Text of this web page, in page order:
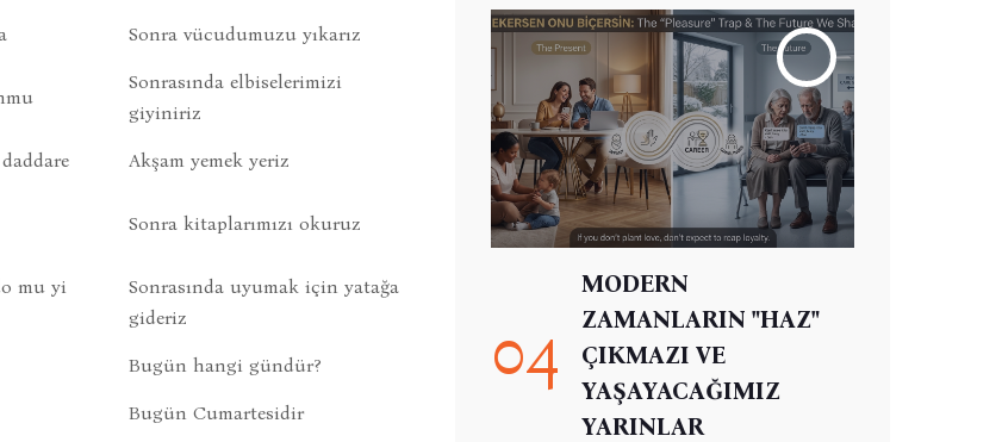
Sonra vücudumuzu yıkarız
Sonrasında elbiselerimizi
giyiniriz
Akşam yemek yeriz
Sonra kitaplarımızı okuruz
mu yi
Sonrasında uyumak için yatağa
gideriz
Bugün hangi gündür?
Bugün Cumartesidir
04
MODERN
ZAMANLARIN "HAZ"
ÇIKMAZI VE
YAŞAYACAĞIMIZ
YARINLAR